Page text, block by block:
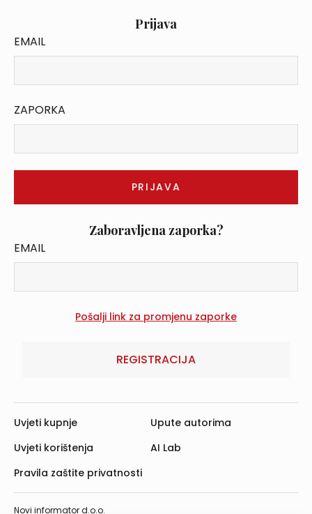
Prijava
EMAIL
ZAPORKA
Zaboravljena zaporka?
EMAIL
REGISTRACIJA
Novi informator d.o.o.
Uvjeti kupnje
Uvjeti korištenja
Pravila zaštite privatnosti
Upute autorima
AI Lab